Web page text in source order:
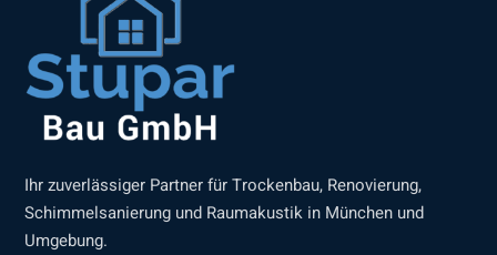
Ihr zuverlässiger Partner für Trockenbau, Renovierung,
Schimmelsanierung und Raumakustik in München und
Umgebung.